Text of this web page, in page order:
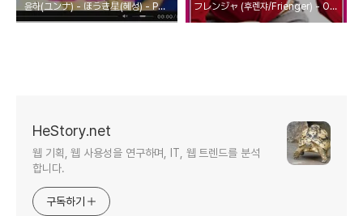
윤하(ユンナ) - ほうき星(혜성) - PopJam 2005-06-17 방송분 フレンジャ (후렌쟈/Frienger) - Otsuka Ai
HeStory.net
웹 기획, 웹 사용성을 연구하며, IT, 웹 트렌드를 분석
합니다.
구독하기